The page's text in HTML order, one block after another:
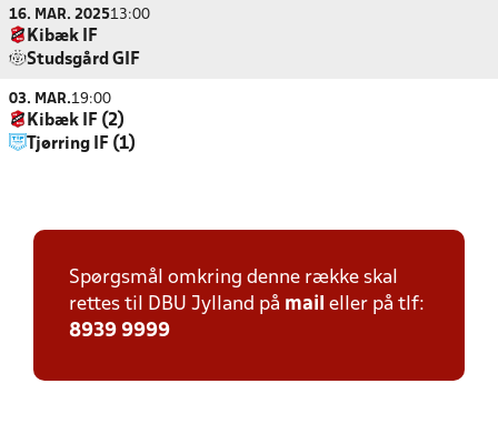
16. MAR. 202513:00
Kibæk IF
Studsgård GIF
03. MAR.19:00
Kibæk IF (2)
Tjørring IF (1)
Spørgsmål omkring denne række skal
rettes til DBU Jylland på mail eller på tlf:
8939 9999